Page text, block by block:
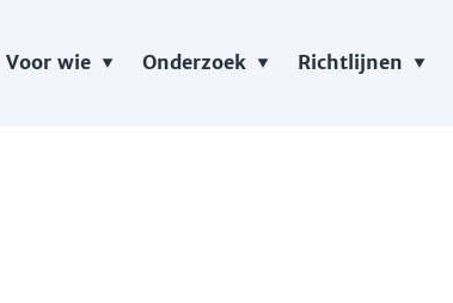
Voor wie Onderzoek Richtlijnen